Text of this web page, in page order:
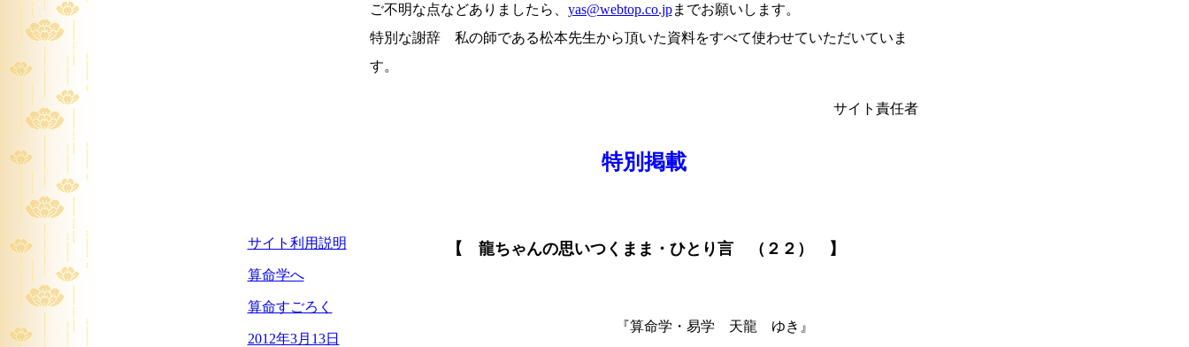
サイト利用説明
算命学へ
算命すごろく
2012年3月13日
ご不明な点などありましたら、 yas@webtop.co.jpまでお願いします。
特別な謝辞 私の師である松本先生から頂いた資料をすべて使わせていただいていま
す。
サイト責任者
特別掲載
【 龍ちゃんの思いつくまま・ひとり言 （２２） 】
『算命学・易学 天龍 ゆき』